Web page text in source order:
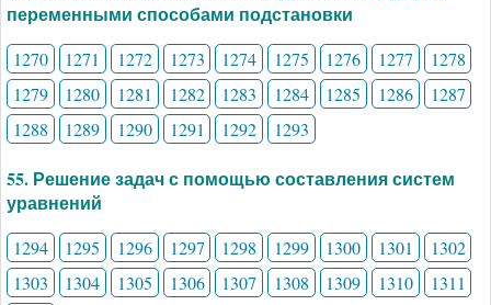
переменными способами подстановки
1270 1271 1272 1273 1274 1275 1276 1277
1278
1279
1280 1281 1282 1283 1284 1285 1286
1287
1288
1289 1290 1291 1292 1293
55. Решение задач с помощью составления систем
уравнений
1294 1295 1296 1297 1298 1299 1300 1301
1302
1303
1304 1305 1306 1307 1308 1309 1310
1311